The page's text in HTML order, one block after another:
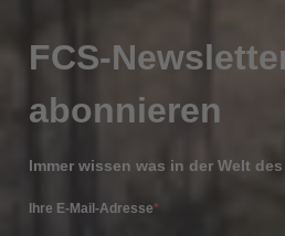
FCS-
abonnieren
Immer wissen was in der Welt
Ihre E-Mail-Adresse